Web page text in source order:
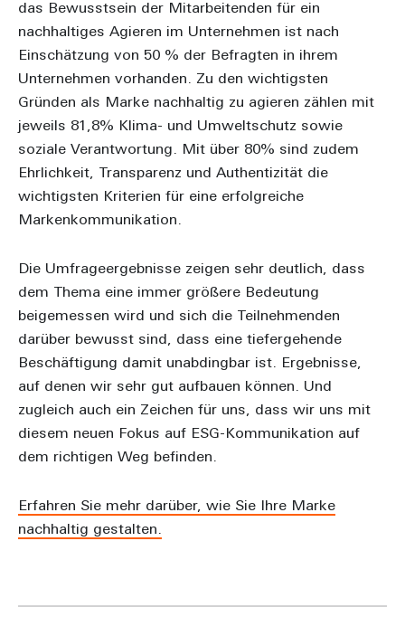
das Bewusstsein der Mitarbeitenden für ein
nachhaltiges Agieren im Unternehmen ist nach
Einschätzung von 50 % der Befragten in ihrem
Unternehmen vorhanden. Zu den wichtigsten
Gründen als Marke nachhaltig zu agieren zählen mit
jeweils 81,8% Klima- und Umweltschutz sowie
soziale Verantwortung. Mit über 80% sind zudem
Ehrlichkeit, Transparenz und Authentizität die
wichtigsten Kriterien für eine erfolgreiche
Markenkommunikation.
Die Umfrageergebnisse zeigen sehr deutlich, dass
dem Thema eine immer größere Bedeutung
beigemessen wird und sich die Teilnehmenden
darüber bewusst sind, dass eine tiefergehende
Beschäftigung damit unabdingbar ist. Ergebnisse,
auf denen wir sehr gut aufbauen können. Und
zugleich auch ein Zeichen für uns, dass wir uns mit
diesem neuen Fokus auf ESG-Kommunikation auf
dem richtigen Weg befinden.
Erfahren Sie mehr darüber, wie Sie Ihre Marke
nachhaltig gestalten.